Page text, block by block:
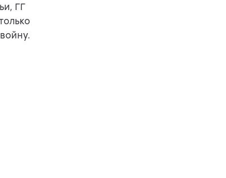
ГГ